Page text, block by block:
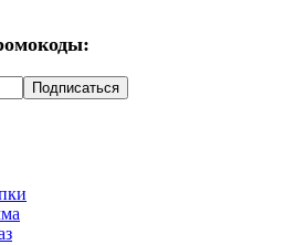
Подписаться